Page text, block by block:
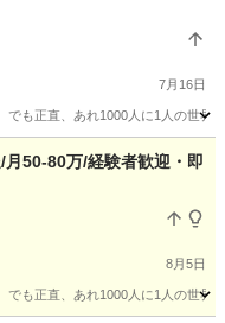
7月16日
でも正直、あれ1000人に1人の世
80万
月50-80万/経験者歓迎・即
8月5日
でも正直、あれ1000人に1人の世